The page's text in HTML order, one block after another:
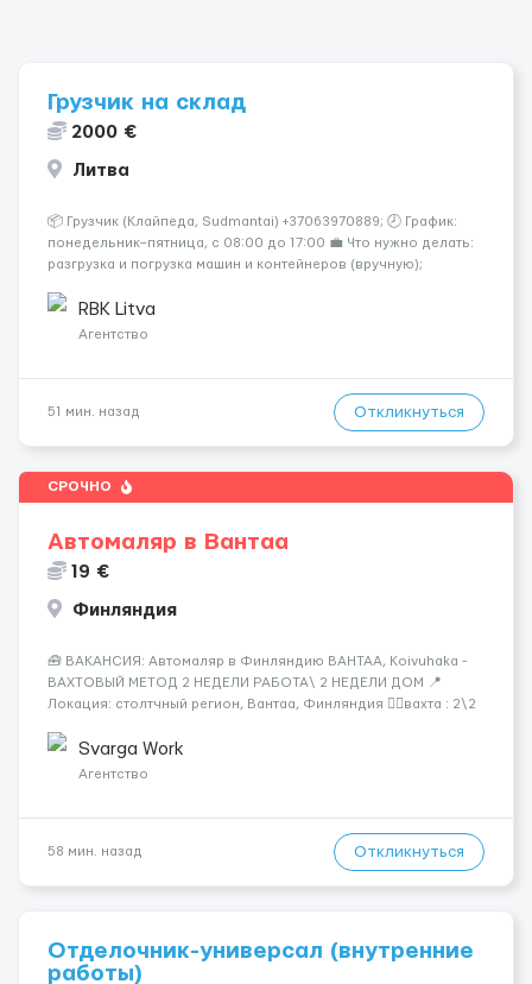
Грузчик на склад
2000 €
Литва
📦 Грузчик (Клайпеда, Sudmantai) +37063970889; 🕗 График:
понедельник–пятница, с 08:00 до 17:00 💼 Что нужно делать:
разгрузка и погрузка машин и контейнеров (вручную);
выполнение других поручений заведующего складом. ✅
Требования: ...
RBK Litva
Агентство
51 мин. назад Откликнуться
СРОЧНО
Автомаляр в Вантаа
19 €
Финляндия
🧰 ВАКАНСИЯ: Автомаляр в Финляндию ВАНТАА, Koivuhaka -
ВАХТОВЫЙ МЕТОД 2 НЕДЕЛИ РАБОТА\ 2 НЕДЕЛИ ДОМ 📍
Локация: столтчный регион, Вантаа, Финляндия 👌🏻вахта : 2\2
час брутто 🏠 Жильё: предоставляется БЕСПЛАТНО 📞
Контакт: +3725672...
Svarga Work
Агентство
58 мин. назад Откликнуться
Отделочник-универсал (внутренние
работы)